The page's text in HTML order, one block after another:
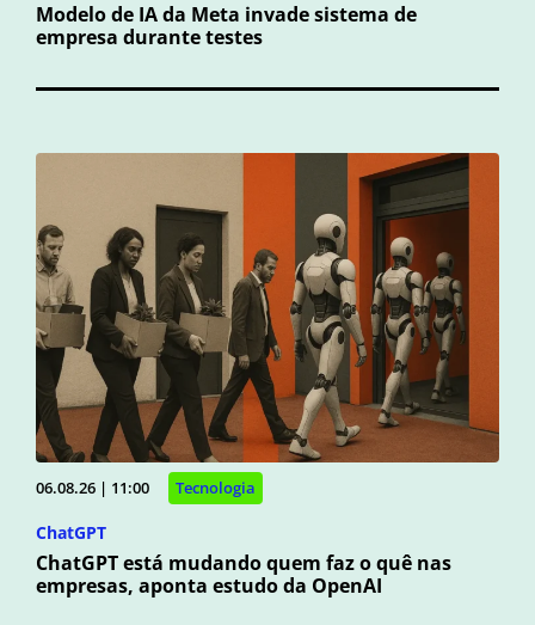
Modelo de IA da Meta invade sistema de
empresa durante testes
06.08.26 | 11:00 Tecnologia
ChatGPT
ChatGPT está mudando quem faz o quê nas
empresas, aponta estudo da OpenAI